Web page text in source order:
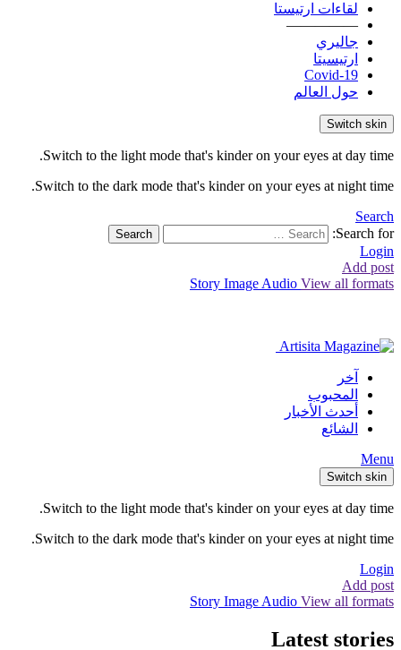
لقاءات ارتيستا
—————
جاليري
ارتيسيتا
Covid-19
حول العالم
Switch skin
Switch to the light mode that's kinder on your eyes at day time.
Switch to the dark mode that's kinder on your eyes at night time.
Search
Search for:
Search
Login
Add post
Story Image Audio View all formats
آخر
المحبوب
أحدث الأخبار
الشائع
Menu
Switch skin
Switch to the light mode that's kinder on your eyes at day time.
Switch to the dark mode that's kinder on your eyes at night time.
Login
Add post
Story Image Audio View all formats
Latest stories